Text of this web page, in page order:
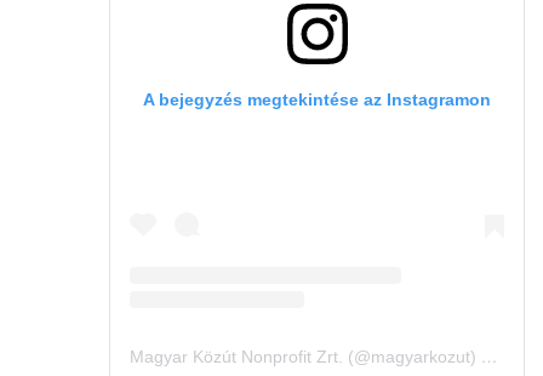
A bejegyzés megtekintése az Instagramon
Magyar Közút Nonprofit Zrt. (@magyarkozut) által megosztott bejegyzés